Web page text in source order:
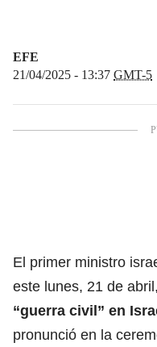
EFE
21/04/2025 - 13:37 GMT-5
El primer ministro
este lunes, 21 de
“guerra civil” en
pronunció en la